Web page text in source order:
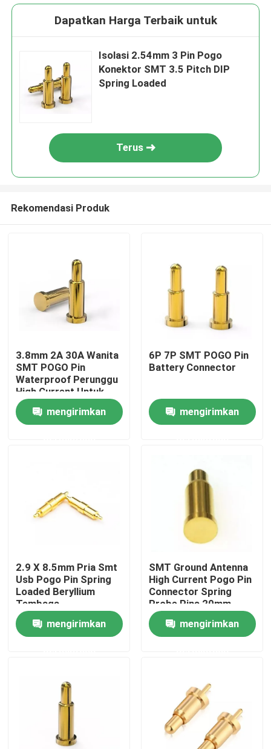
Rumah
Wisata pabrik
Hubungi kami
Berita
Pin POGO dengan beban pegas
Sonde pogo pin
Dapatkan Harga Terbaik untuk
Isolasi 2.54mm 3 Pin Pogo
Konektor SMT 3.5 Pitch DIP
Spring Loaded
Terus
Rekomendasi Produk
3.8mm 2A 30A Wanita
SMT POGO Pin
Waterproof Perunggu
High Current Untuk
PCBA
mengirimkan
6P 7P SMT POGO Pin
Battery Connector
mengirimkan
2.9 X 8.5mm Pria Smt
Usb Pogo Pin Spring
Loaded Beryllium
Tembaga
mengirimkan
SMT Ground Antenna
High Current Pogo Pin
Connector Spring
Probe Pins 20mm
mengirimkan